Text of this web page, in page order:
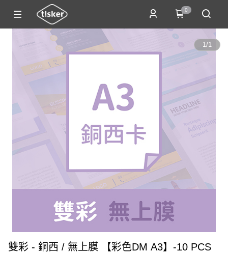
0
1/1
雙彩 - 銅西 / 無上膜 【彩色DM A3】-10 PCS